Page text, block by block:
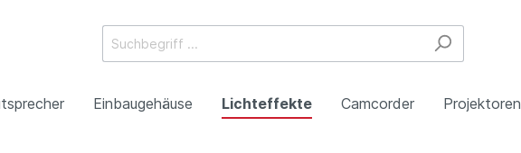
Einbaugehäuse Lichteffekte Camcorder Projektoren